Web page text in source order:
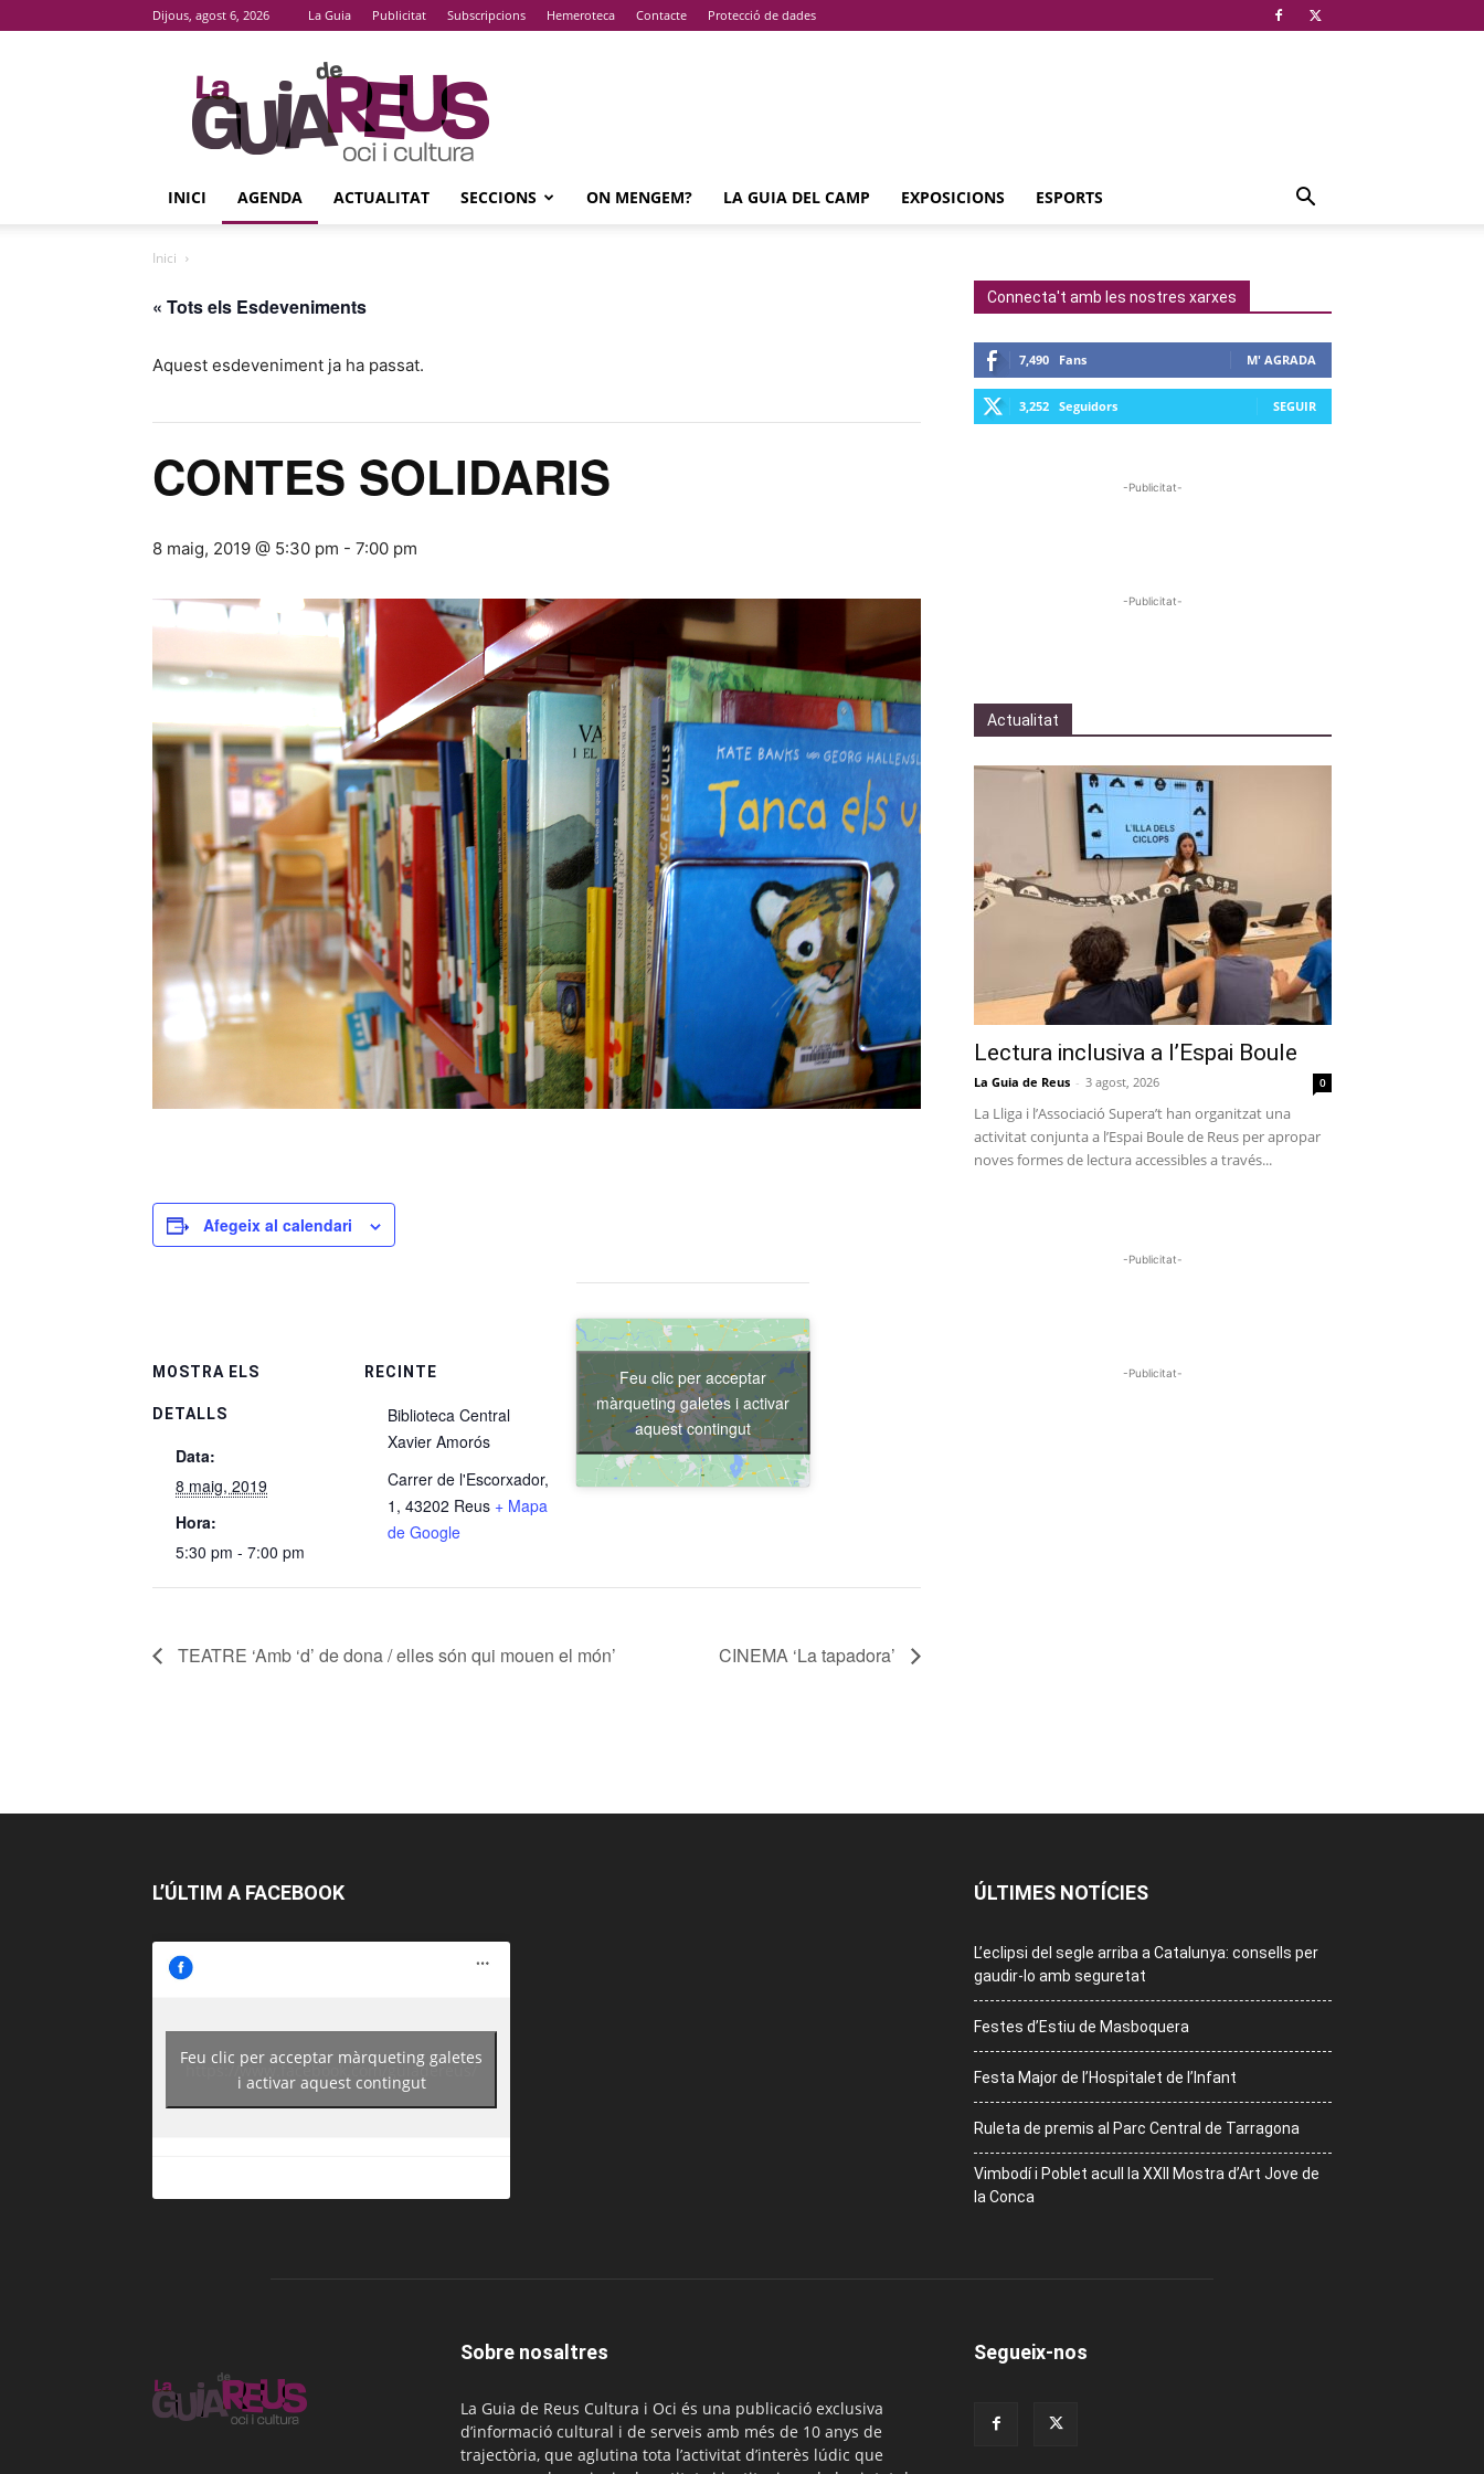
Dijous, agost 6, 2026 La Guia Publicitat Subscripcions Hemeroteca Contacte Protecció de dades
La
Guia
De
Reus
INICI AGENDA ACTUALITAT SECCIONS ON MENGEM? LA GUIA DEL CAMP EXPOSICIONS ESPORTS
Inici
« Tots els Esdeveniments
Aquest esdeveniment ja ha passat.
CONTES SOLIDARIS
8 maig, 2019 @ 5:30 pm - 7:00 pm
Afegeix al calendari
MOSTRA ELS
DETALLS
Data:
8 maig, 2019
Hora:
5:30 pm - 7:00 pm
RECINTE
Biblioteca Central
Xavier Amorós
Carrer de l'Escorxador,
1, 43202 Reus + Mapa
de Google
Feu clic per acceptar
màrqueting galetes i activar
aquest contingut
TEATRE ‘Amb ‘d’ de dona / elles són qui mouen el món’ CINEMA ‘La tapadora’
Connecta't amb les nostres xarxes
7,490 Fans M' AGRADA
3,252 Seguidors SEGUIR
-Publicitat-
-Publicitat-
Actualitat
Lectura inclusiva a l’Espai Boule
La Guia de Reus - 3 agost, 2026 0
La Lliga i l’Associació Supera’t han organitzat una
activitat conjunta a l’Espai Boule de Reus per apropar
noves formes de lectura accessibles a través...
-Publicitat-
-Publicitat-
L’ÚLTIM A FACEBOOK
https://www.facebook.com/guiadereus/
Feu clic per acceptar màrqueting galetes
i activar aquest contingut
ÚLTIMES NOTÍCIES
L’eclipsi del segle arriba a Catalunya: consells per
gaudir-lo amb seguretat
Festes d’Estiu de Masboquera
Festa Major de l’Hospitalet de l’Infant
Ruleta de premis al Parc Central de Tarragona
Vimbodí i Poblet acull la XXII Mostra d’Art Jove de
la Conca
Sobre nosaltres
La Guia de Reus Cultura i Oci és una publicació exclusiva
d’informació cultural i de serveis amb més de 10 anys de
trajectòria, que aglutina tota l’activitat d’interès lúdic que
Segueix-nos